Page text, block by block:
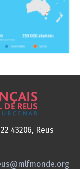
43206, Reus